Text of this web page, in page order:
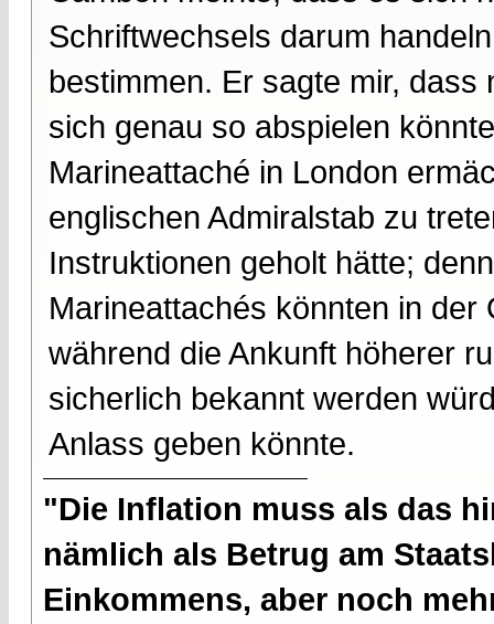
Schriftwechsels darum
bestimmen. Er sagte mir,
sich genau so abspielen
Marineattaché in London
englischen Admiralstab zu
Instruktionen geholt hätte;
Marineattachés könnten in
während die Ankunft höherer
sicherlich bekannt werden
Anlass geben könnte.
"Die Inflation muss als das
nämlich als Betrug am
Einkommens, aber noch